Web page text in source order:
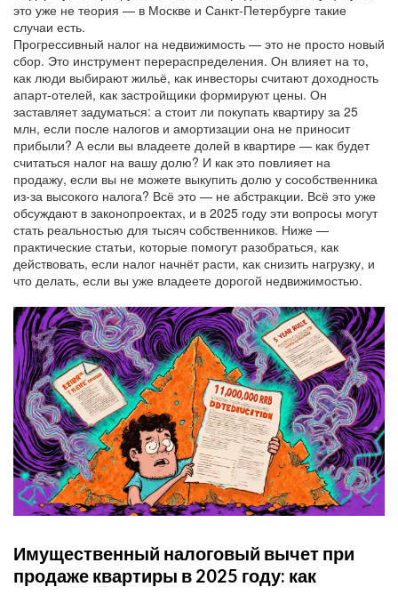
это уже не теория — в Москве и Санкт-Петербурге такие
случаи есть.
Прогрессивный налог на недвижимость — это не просто новый
сбор. Это инструмент перераспределения. Он влияет на то,
как люди выбирают жильё, как инвесторы считают доходность
апарт-отелей, как застройщики формируют цены. Он
заставляет задуматься: а стоит ли покупать квартиру за 25
млн, если после налогов и амортизации она не приносит
прибыли? А если вы владеете долей в квартире — как будет
считаться налог на вашу долю? И как это повлияет на
продажу, если вы не можете выкупить долю у сособственника
из-за высокого налога? Всё это — не абстракции. Всё это уже
обсуждают в законопроектах, и в 2025 году эти вопросы могут
стать реальностью для тысяч собственников. Ниже —
практические статьи, которые помогут разобраться, как
действовать, если налог начнёт расти, как снизить нагрузку, и
что делать, если вы уже владеете дорогой недвижимостью.
Имущественный налоговый вычет при
продаже квартиры в 2025 году: как